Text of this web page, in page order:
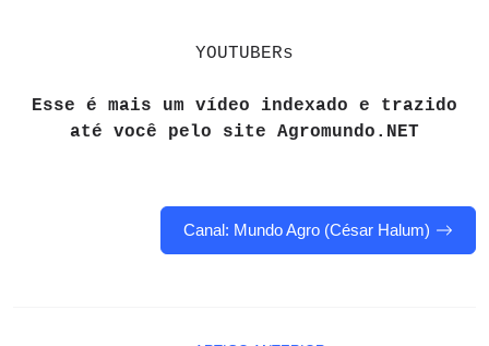
YOUTUBERs
Esse é mais um vídeo indexado e trazido
até você pelo site Agromundo.NET
Canal: Mundo Agro (César Halum)